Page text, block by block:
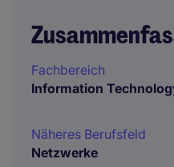
Fachbereich
Information
Näheres Berufsfeld
Netzwerke